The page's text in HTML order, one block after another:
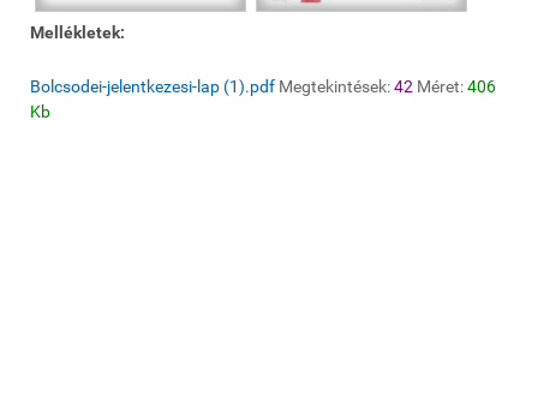
Mellékletek:
Bolcsodei-jelentkezesi-lap (1).pdf Megtekintések:42 Méret:406
Kb